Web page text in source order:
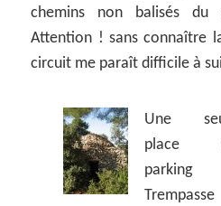
chemins non balisés du
Attention ! sans connaître
circuit me paraît difficile à
Une
place